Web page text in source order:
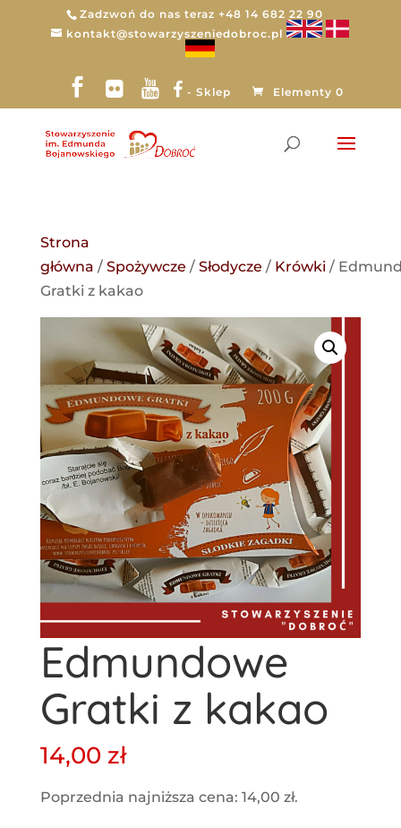
Zadzwoń do nas teraz +48 14 682 22 90
kontakt@stowarzyszeniedobroc.pl
- Sklep Elementy 0
Strona
główna / Spożywcze / Słodycze / Krówki/
Gratki z kakao
Edmundowe
Gratki z kakao
14,00 zł
Poprzednia najniższa cena: 14,00 zł.